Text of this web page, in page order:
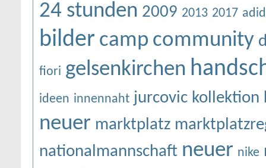
24 stunden 2009 2013 2017
bilder camp community
fiori gelsenkirchen
ideen innennaht jurcovic kollektion
neuer marktplatz
nationalmannschaft neuer nike